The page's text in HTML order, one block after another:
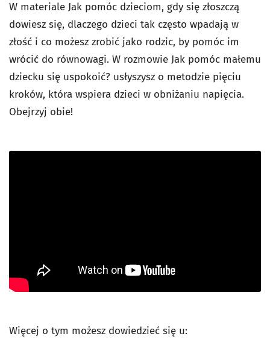
W materiale Jak pomóc dzieciom, gdy się złoszczą
dowiesz się, dlaczego dzieci tak często wpadają w
złość i co możesz zrobić jako rodzic, by pomóc im
wrócić do równowagi. W rozmowie Jak pomóc małemu
dziecku się uspokoić? usłyszysz o metodzie pięciu
kroków, która wspiera dzieci w obniżaniu napięcia.
Obejrzyj obie!
Więcej o tym możesz dowiedzieć się u: